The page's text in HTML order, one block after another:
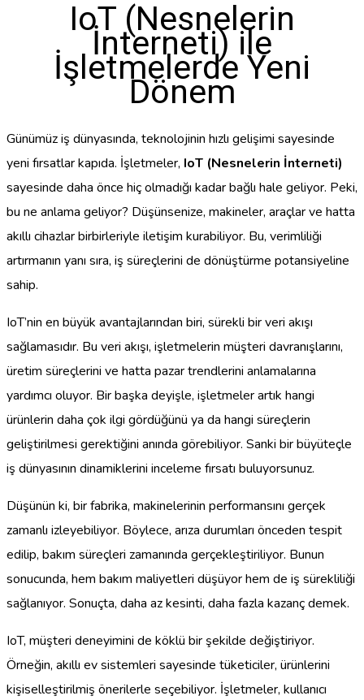
IoT (Nesnelerin
İnterneti) ile
İşletmelerde Yeni
Dönem
Günümüz iş dünyasında, teknolojinin hızlı gelişimi sayesinde
yeni fırsatlar kapıda. İşletmeler, IoT (Nesnelerin İnterneti)
sayesinde daha önce hiç olmadığı kadar bağlı hale geliyor. Peki,
bu ne anlama geliyor? Düşünsenize, makineler, araçlar ve hatta
akıllı cihazlar birbirleriyle iletişim kurabiliyor. Bu, verimliliği
artırmanın yanı sıra, iş süreçlerini de dönüştürme potansiyeline
sahip.
IoT’nin en büyük avantajlarından biri, sürekli bir veri akışı
sağlamasıdır. Bu veri akışı, işletmelerin müşteri davranışlarını,
üretim süreçlerini ve hatta pazar trendlerini anlamalarına
yardımcı oluyor. Bir başka deyişle, işletmeler artık hangi
ürünlerin daha çok ilgi gördüğünü ya da hangi süreçlerin
geliştirilmesi gerektiğini anında görebiliyor. Sanki bir büyüteçle
iş dünyasının dinamiklerini inceleme fırsatı buluyorsunuz.
Düşünün ki, bir fabrika, makinelerinin performansını gerçek
zamanlı izleyebiliyor. Böylece, arıza durumları önceden tespit
edilip, bakım süreçleri zamanında gerçekleştiriliyor. Bunun
sonucunda, hem bakım maliyetleri düşüyor hem de iş sürekliliği
sağlanıyor. Sonuçta, daha az kesinti, daha fazla kazanç demek.
IoT, müşteri deneyimini de köklü bir şekilde değiştiriyor.
Örneğin, akıllı ev sistemleri sayesinde tüketiciler, ürünlerini
kişiselleştirilmiş önerilerle seçebiliyor. İşletmeler, kullanıcı